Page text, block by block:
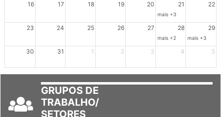
16 17 18 19 20 21 22
mais +3
23 24 25 26 27 28 29
mais +2 mais +3
30 31 1 2 3 4 5
GRUPOS DE
TRABALHO/
SETORES